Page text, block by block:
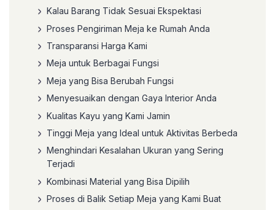
Kalau Barang Tidak Sesuai Ekspektasi
Proses Pengiriman Meja ke Rumah Anda
Transparansi Harga Kami
Meja untuk Berbagai Fungsi
Meja yang Bisa Berubah Fungsi
Menyesuaikan dengan Gaya Interior Anda
Kualitas Kayu yang Kami Jamin
Tinggi Meja yang Ideal untuk Aktivitas Berbeda
Menghindari Kesalahan Ukuran yang Sering
Terjadi
Kombinasi Material yang Bisa Dipilih
Proses di Balik Setiap Meja yang Kami Buat